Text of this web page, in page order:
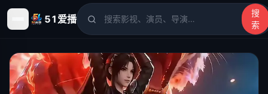
51爱播
搜
索
51爱播- 电影、电视剧、动漫、综艺、短剧高清在线观看